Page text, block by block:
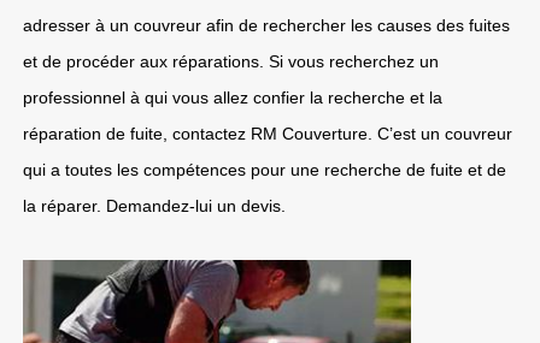
adresser à un couvreur afin de rechercher les causes des fuites
et de procéder aux réparations. Si vous recherchez un
professionnel à qui vous allez confier la recherche et la
réparation de fuite, contactez RM Couverture. C’est un couvreur
qui a toutes les compétences pour une recherche de fuite et de
la réparer. Demandez-lui un devis.